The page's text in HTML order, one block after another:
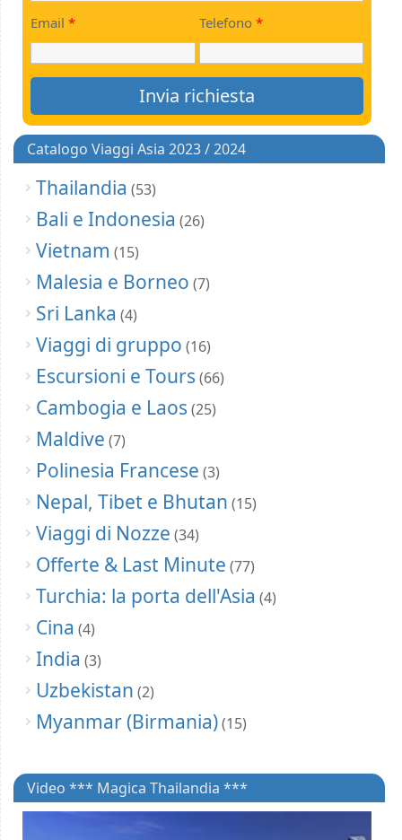
Email * Telefono *
Catalogo Viaggi Asia 2023 / 2024
Thailandia (53)
Bali e Indonesia (26)
Vietnam (15)
Malesia e Borneo (7)
Sri Lanka (4)
Viaggi di gruppo (16)
Escursioni e Tours (66)
Cambogia e Laos (25)
Maldive (7)
Polinesia Francese (3)
Nepal, Tibet e Bhutan (15)
Viaggi di Nozze (34)
Offerte & Last Minute (77)
Turchia: la porta dell'Asia (4)
Cina (4)
India (3)
Uzbekistan (2)
Myanmar (Birmania)(15)
Video *** Magica Thailandia ***